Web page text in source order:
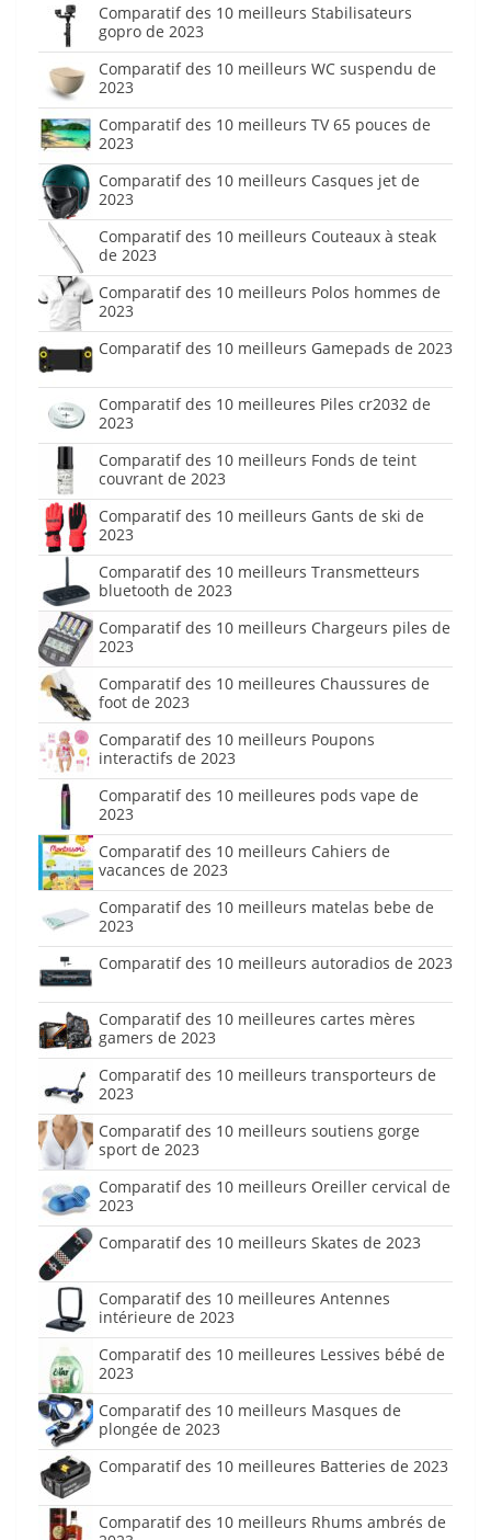
Comparatif des 10 meilleurs Stabilisateurs
gopro de 2023
Comparatif des 10 meilleurs WC suspendu de
2023
Comparatif des 10 meilleurs TV 65 pouces de
2023
Comparatif des 10 meilleurs Casques jet de
2023
Comparatif des 10 meilleurs Couteaux à steak
de 2023
Comparatif des 10 meilleurs Polos hommes de
2023
Comparatif des 10 meilleurs Gamepads de 2023
Comparatif des 10 meilleures Piles cr2032 de
2023
Comparatif des 10 meilleurs Fonds de teint
couvrant de 2023
Comparatif des 10 meilleurs Gants de ski de
2023
Comparatif des 10 meilleurs Transmetteurs
bluetooth de 2023
Comparatif des 10 meilleurs Chargeurs piles de
2023
Comparatif des 10 meilleures Chaussures de
foot de 2023
Comparatif des 10 meilleurs Poupons
interactifs de 2023
Comparatif des 10 meilleures pods vape de
2023
Comparatif des 10 meilleurs Cahiers de
vacances de 2023
Comparatif des 10 meilleurs matelas bebe de
2023
Comparatif des 10 meilleurs autoradios de 2023
Comparatif des 10 meilleures cartes mères
gamers de 2023
Comparatif des 10 meilleurs transporteurs de
2023
Comparatif des 10 meilleurs soutiens gorge
sport de 2023
Comparatif des 10 meilleurs Oreiller cervical de
2023
Comparatif des 10 meilleurs Skates de 2023
Comparatif des 10 meilleures Antennes
intérieure de 2023
Comparatif des 10 meilleures Lessives bébé de
2023
Comparatif des 10 meilleurs Masques de
plongée de 2023
Comparatif des 10 meilleures Batteries de 2023
Comparatif des 10 meilleurs Rhums ambrés de